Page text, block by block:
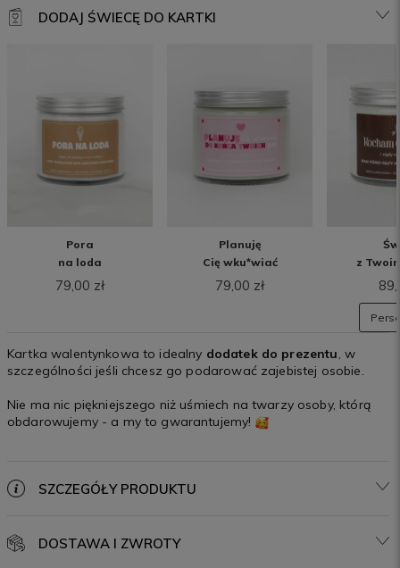
DODAJ ŚWIECĘ DO KARTKI
Pora
na loda
79,00 zł
Planuję
Cię wku*wiać
79,00 zł
z
Kartka walentynkowa to idealny dodatek do prezentu, w
szczególności jeśli chcesz go podarować zajebistej osobie.
Nie ma nic piękniejszego niż uśmiech na twarzy osoby, którą
obdarowujemy - a my to gwarantujemy!
SZCZEGÓŁY PRODUKTU
DOSTAWA I ZWROTY